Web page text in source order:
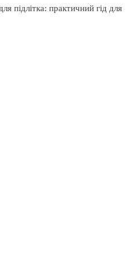
підлітка: практичний гід для